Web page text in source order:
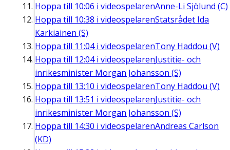
Hoppa till 10:06 i videospelarenAnne-Li Sjölund (C)
Hoppa till 10:38 i videospelarenStatsrådet Ida
Karkiainen (S)
Hoppa till 11:04i videospelarenTony Haddou (V)
Hoppa till 12:04i videospelarenJustitie- och
inrikesminister Morgan Johansson (S)
Hoppa till 13:10 i videospelarenTony Haddou (V)
Hoppa till 13:51 i videospelarenJustitie- och
inrikesminister Morgan Johansson (S)
Hoppa till 14:30 i videospelarenAndreas Carlson
(KD)